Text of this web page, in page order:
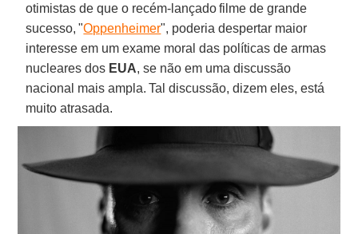
otimistas de que o recém-lançado filme de grande
sucesso, "Oppenheimer", poderia despertar maior
interesse em um exame moral das políticas de armas
nucleares dos EUA, se não em uma discussão
nacional mais ampla. Tal discussão, dizem eles, está
muito atrasada.